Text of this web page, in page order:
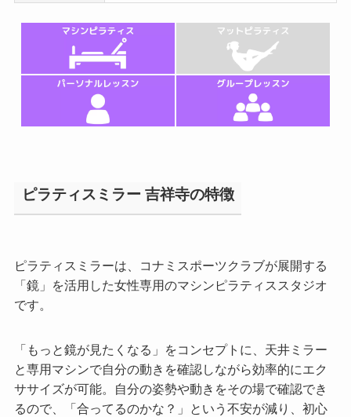
ピラティスミラー 吉祥寺の特徴
ピラティスミラーは、コナミスポーツクラブが展開する
「鏡」を活用した女性専用のマシンピラティススタジオ
です。
「もっと鏡が見たくなる」をコンセプトに、天井ミラー
と専用マシンで自分の動きを確認しながら効率的にエク
ササイズが可能。自分の姿勢や動きをその場で確認でき
るので、「合ってるのかな？」という不安が減り、初心